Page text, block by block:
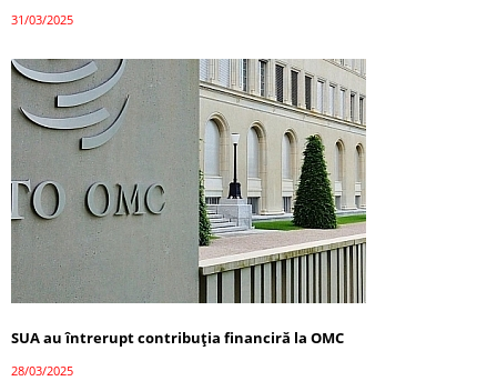
31/03/2025
SUA au întrerupt contribuția financiră la OMC
28/03/2025